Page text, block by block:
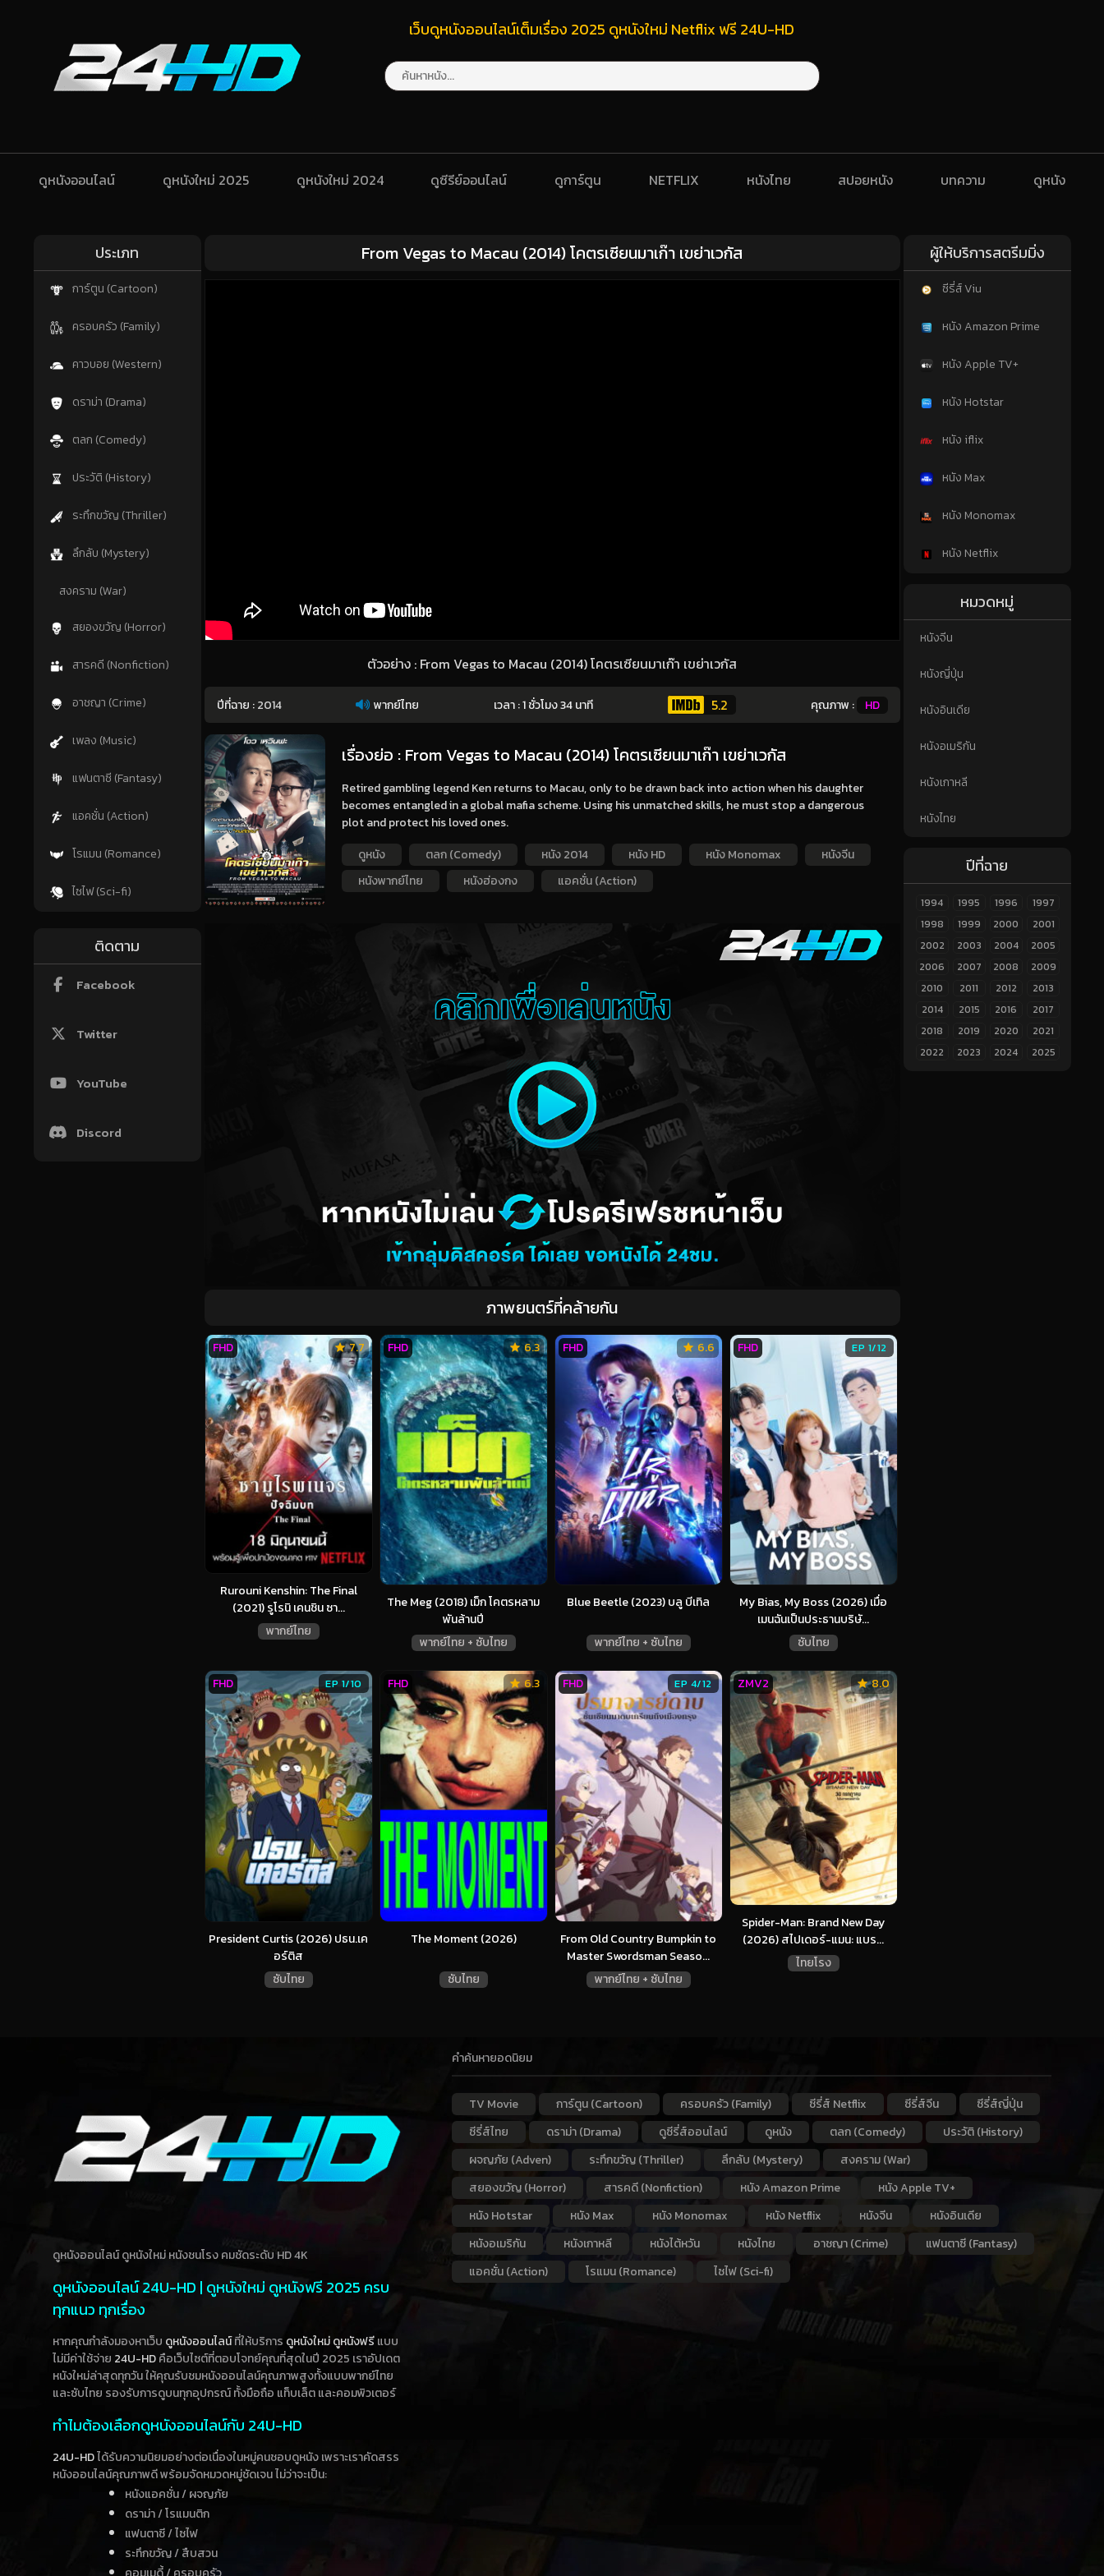
เว็บดูหนังออนไลน์เต็มเรื่อง 2025 ดูหนังใหม่ Netflix ฟรี 24U-HD
ดูหนังออนไลน์ ดูหนังใหม่ 2025 ดูหนังใหม่ 2024 ดูซีรีย์ออนไลน์ ดูการ์ตูน NETFLIX หนังไทย สปอยหนัง บทความ ดูหนัง
ประเภท
การ์ตูน (Cartoon)
ครอบครัว (Family)
คาวบอย (Western)
ดราม่า (Drama)
ตลก (Comedy)
ประวัติ (History)
ระทึกขวัญ (Thriller)
ลึกลับ (Mystery)
สงคราม (War)
สยองขวัญ (Horror)
สารคดี (Nonfiction)
อาชญา (Crime)
เพลง (Music)
แฟนตาซี (Fantasy)
แอคชั่น (Action)
โรแมน (Romance)
ไซไฟ (Sci-fi)
ติดตาม
Facebook
Twitter
YouTube
Discord
From Vegas to Macau (2014) โคตรเซียนมาเก๊า เขย่าเวกัส
ตัวอย่าง : From Vegas to Macau (2014) โคตรเซียนมาเก๊า เขย่าเวกัส
ปีที่ฉาย :2014 พากย์ไทย เวลา : 1 ชั่วโมง 34 นาที 5.2 คุณภาพ : HD
เรื่องย่อ : From Vegas to Macau (2014) โคตรเซียนมาเก๊า เขย่าเวกัส
Retired gambling legend Ken returns to Macau, only to be drawn back into action when his daughter
becomes entangled in a global mafia scheme. Using his unmatched skills, he must stop a dangerous
plot and protect his loved ones.
ดูหนัง
ตลก (Comedy) หนัง 2014 หนัง HD หนัง Monomax
หนังจีน
หนังพากย์ไทย
หนังฮ่องกง แอคชั่น (Action)
ภาพยนตร์ที่คล้ายกัน
Rurouni Kenshin: The Final
(2021) รูโรนิ เคนชิน ซา...
พากย์ไทย
7.7
FHD
The Meg (2018) เม็ก โคตรหลาม
พันล้านปี
พากย์ไทย + ซับไทย
6.3
FHD
Blue Beetle (2023) บลู บีเทิล
พากย์ไทย + ซับไทย
6.6
FHD
My Bias, My Boss (2026) เมื่อ
เมนฉันเป็นประธานบริษั...
ซับไทย
EP 1/12
FHD
President Curtis (2026) ปธน.เค
อร์ติส
ซับไทย
EP 1/10
FHD
The Moment (2026)
ซับไทย
6.3
FHD
From Old Country Bumpkin to
Master Swordsman Seaso...
พากย์ไทย + ซับไทย
EP 4/12
FHD
Spider-Man: Brand New Day
(2026) สไปเดอร์-แมน: แบร...
ไทยโรง
8.0
ZMV2
ผู้ให้บริการสตรีมมิ่ง
ซีรี่ส์ Viu
หนัง Amazon Prime
หนัง Apple TV+
หนัง Hotstar
หนัง iflix
หนัง Max
หนัง Monomax
หนัง Netflix
หมวดหมู่
หนังจีน
หนังญี่ปุ่น
หนังอินเดีย
หนังอเมริกัน
หนังเกาหลี
หนังไทย
ปีที่ฉาย
1994 1995 1996
1997
1998
1999 2000
2001
2002
2003 2004
2005
2006
2007 2008
2009
2010
2011 2012
2013
2014
2015 2016
2017
2018
2019 2020
2021
2022
2023 2024 2025
ดูหนังออนไลน์ ดูหนังใหม่ หนังชนโรง คมชัดระดับ HD 4K
ดูหนังออนไลน์ 24U-HD | ดูหนังใหม่ ดูหนังฟรี 2025 ครบ
ทุกแนว ทุกเรื่อง
หากคุณกำลังมองหาเว็บ ดูหนังออนไลน์ที่ให้บริการ ดูหนังใหม่ดูหนังฟรีแบบ
ไม่มีค่าใช้จ่าย 24U-HDคือเว็บไซต์ที่ตอบโจทย์คุณที่สุดในปี 2025 เราอัปเดต
หนังใหม่ล่าสุดทุกวัน ให้คุณรับชมหนังออนไลน์คุณภาพสูงทั้งแบบพากย์ไทย
และซับไทย รองรับการดูบนทุกอุปกรณ์ ทั้งมือถือ แท็บเล็ต และคอมพิวเตอร์
ทำไมต้องเลือกดูหนังออนไลน์กับ 24U-HD
24U-HDได้รับความนิยมอย่างต่อเนื่องในหมู่คนชอบดูหนัง เพราะเราคัดสรร
หนังออนไลน์คุณภาพดี พร้อมจัดหมวดหมู่ชัดเจน ไม่ว่าจะเป็น:
หนังแอคชั่น / ผจญภัย
ดราม่า / โรแมนติก
แฟนตาซี / ไซไฟ
ระทึกขวัญ / สืบสวน
คำค้นหายอดนิยม
TV Movie การ์ตูน (Cartoon) ครอบครัว (Family) ซีรี่ส์ Netflix ซีรี่ส์จีน
ซีรี่ส์ญี่ปุ่น
ซีรี่ส์ไทย
ดราม่า (Drama) ดูซีรี่ส์ออนไลน์ ดูหนัง ตลก (Comedy)
ประวัติ (History)
ผจญภัย (Adven)
ระทึกขวัญ (Thriller) ลึกลับ (Mystery)
สงคราม (War)
สยองขวัญ (Horror)
สารคดี (Nonfiction) หนัง Amazon Prime
หนัง Apple TV+
หนัง Hotstar
หนัง Max หนัง Monomax หนัง Netflix หนังจีน
หนังอินเดีย
หนังอเมริกัน
หนังเกาหลี หนังไต้หวัน หนังไทย อาชญา (Crime)
แฟนตาซี (Fantasy)
แอคชั่น (Action)
โรแมน (Romance) ไซไฟ (Sci-fi)